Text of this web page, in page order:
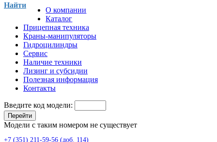
Найти
О компании
Каталог
Прицепная техника
Краны-манипуляторы
Гидроцилиндры
Сервис
Наличие техники
Лизинг и субсидии
Полезная информация
Контакты
Введите код модели:
Перейти
Модели с таким номером не существует
+7 (351) 211-59-56 (доб. 114)